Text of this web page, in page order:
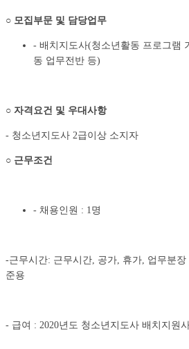
○ 모집부문 및 담당업무
- 배치지도사(청소년활동 프로그램
동 업무전반 등)
○ 자격요건 및 우대사항
- 청소년지도사 2급이상 소지자
○ 근무조건
- 채용인원 : 1명
-근무시간: 근무시간, 공가, 휴가, 업무분
준용
- 급여 : 2020년도 청소년지도사 배치지원